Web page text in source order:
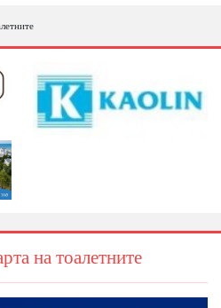
на тоалетните